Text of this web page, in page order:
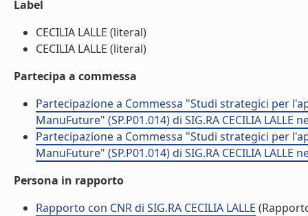
Label
CECILIA LALLE (literal)
CECILIA LALLE (literal)
Partecipa a commessa
Partecipazione a Commessa "Studi strategici per
ManuFuture" (SP.P01.014) di SIG.RA CECILIA LALLE
Partecipazione a Commessa "Studi strategici per
ManuFuture" (SP.P01.014) di SIG.RA CECILIA LALLE
Persona in rapporto
Rapporto con CNR di SIG.RA CECILIA LALLE